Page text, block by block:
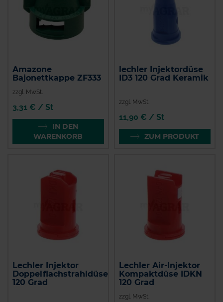
Amazone
Bajonettkappe ZF333
zzgl. MwSt.
3,31 € / St
IN DEN
WARENKORB
lechler Injektordüse
ID3 120 Grad Keramik
zzgl. MwSt.
11,90 € / St
ZUM PRODUKT
Lechler Injektor
Doppelflachstrahldüse
120 Grad
Lechler Air-Injektor
Kompaktdüse IDKN
120 Grad
zzgl. MwSt.